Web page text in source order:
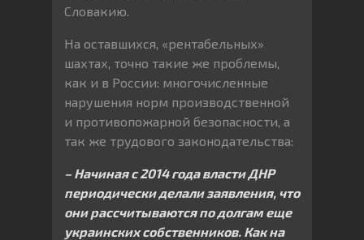
Словакию.
На оставшихся, «рентабельных»
шахтах, точно такие же проблемы,
как и в России: многочисленные
нарушения норм производственной
и противопожарной безопасности, а
так же трудового законодательства:
– Начиная с 2014 года власти ДНР
периодически делали заявления, что
они рассчитываются по долгам еще
украинских собственников. Как на